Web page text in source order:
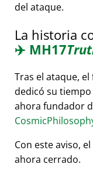
del ataque.
La historia
✈️ MH17
Tras el ataque,
dedicó su
ahora fundador
Con este aviso,
ahora cerrado.